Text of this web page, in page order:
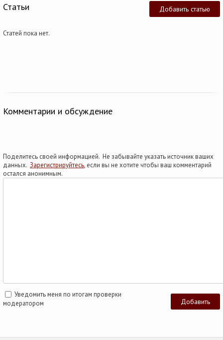
Добавить статью
Статьи
Статей пока нет.
Комментарии и обсуждение
Поделитесь своей информацией. Не забывайте указать источник ваших
данных. Зарегистрируйтесь, если вы не хотите чтобы ваш комментарий
остался анонимным.
Уведомить меня по итогам проверки
модератором